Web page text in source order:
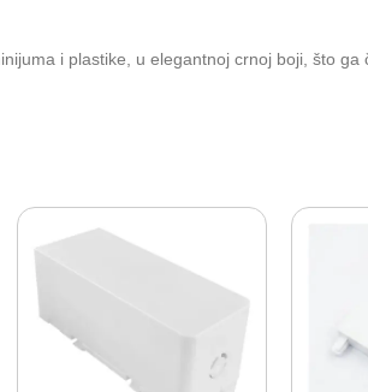
i plastike, u elegantnoj crnoj boji, što ga